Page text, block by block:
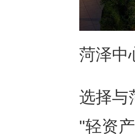
菏泽中
选择与
"轻资